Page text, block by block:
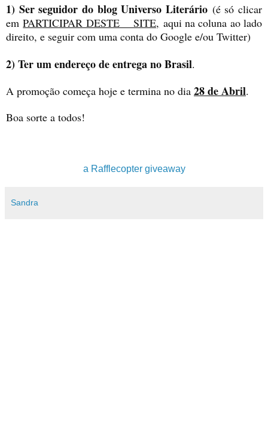
1) Ser seguidor do blog Universo Literário (é só clicar
emPARTICIPAR DESTE SITE, aqui na coluna ao lado
direito, e seguir com uma conta do Google e/ou Twitter)
2) Ter um endereço de entrega no Brasil.
A promoção começa hoje e termina no dia 28 de Abril.
Boa sorte a todos!
a Rafflecopter giveaway
Sandra